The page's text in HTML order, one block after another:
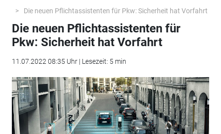
Die neuen Pflichtassistenten für Pkw: Sicherheit hat Vorfahrt
Die neuen Pflichtassistenten für
Pkw: Sicherheit hat Vorfahrt
11.07.2022 08:35 Uhr | Lesezeit: 5 min